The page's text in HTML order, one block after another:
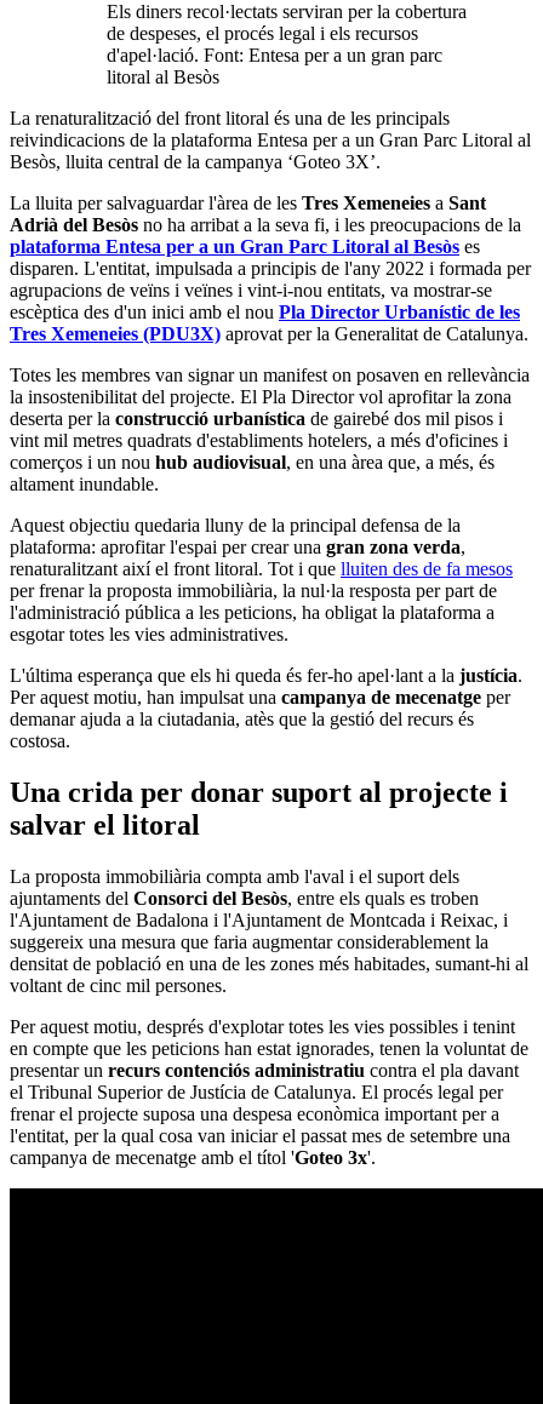
Els diners recol·lectats serviran per la cobertura
de despeses, el procés legal i els recursos
d'apel·lació. Font: Entesa per a un gran parc
litoral al Besòs
La renaturalització del front litoral és una de les principals
reivindicacions de la plataforma Entesa per a un Gran Parc Litoral al
Besòs, lluita central de la campanya ‘Goteo 3X’.
La lluita per salvaguardar l'àrea de les Tres Xemeneies a Sant
Adrià del Besòs no ha arribat a la seva fi, i les preocupacions de la
plataforma Entesa per a un Gran Parc Litoral al Besòs es
disparen. L'entitat, impulsada a principis de l'any 2022 i formada per
agrupacions de veïns i veïnes i vint-i-nou entitats, va mostrar-se
escèptica des d'un inici amb el nou Pla Director Urbanístic de les
Tres Xemeneies (PDU3X) aprovat per la Generalitat de Catalunya.
Totes les membres van signar un manifest on posaven en rellevància
la insostenibilitat del projecte. El Pla Director vol aprofitar la zona
deserta per la construcció urbanística de gairebé dos mil pisos i
vint mil metres quadrats d'establiments hotelers, a més d'oficines i
comerços i un nou hub audiovisual, en una àrea que, a més, és
altament inundable.
Aquest objectiu quedaria lluny de la principal defensa de la
plataforma: aprofitar l'espai per crear una gran zona verda,
renaturalitzant així el front litoral. Tot i que lluiten des de fa mesos
per frenar la proposta immobiliària, la nul·la resposta per part de
l'administració pública a les peticions, ha obligat la plataforma a
esgotar totes les vies administratives.
L'última esperança que els hi queda és fer-ho apel·lant a la justícia.
Per aquest motiu, han impulsat una campanya de mecenatge per
demanar ajuda a la ciutadania, atès que la gestió del recurs és
costosa.
Una crida per donar suport al projecte i
salvar el litoral
La proposta immobiliària compta amb l'aval i el suport dels
ajuntaments del Consorci del Besòs, entre els quals es troben
l'Ajuntament de Badalona i l'Ajuntament de Montcada i Reixac, i
suggereix una mesura que faria augmentar considerablement la
densitat de població en una de les zones més habitades, sumant-hi al
voltant de cinc mil persones.
Per aquest motiu, després d'explotar totes les vies possibles i tenint
en compte que les peticions han estat ignorades, tenen la voluntat de
presentar un recurs contenciós administratiu contra el pla davant
el Tribunal Superior de Justícia de Catalunya. El procés legal per
frenar el projecte suposa una despesa econòmica important per a
l'entitat, per la qual cosa van iniciar el passat mes de setembre una
campanya de mecenatge amb el títol 'Goteo 3x'.